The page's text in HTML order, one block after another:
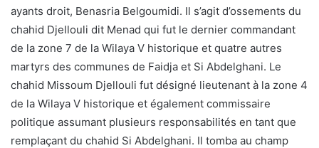
ayants droit, Benasria Belgoumidi. Il s’agit d’ossements du
chahid Djellouli dit Menad qui fut le dernier commandant
de la zone 7 de la Wilaya V historique et quatre autres
martyrs des communes de Faidja et Si Abdelghani. Le
chahid Missoum Djellouli fut désigné lieutenant à la zone 4
de la Wilaya V historique et également commissaire
politique assumant plusieurs responsabilités en tant que
remplaçant du chahid Si Abdelghani. Il tomba au champ